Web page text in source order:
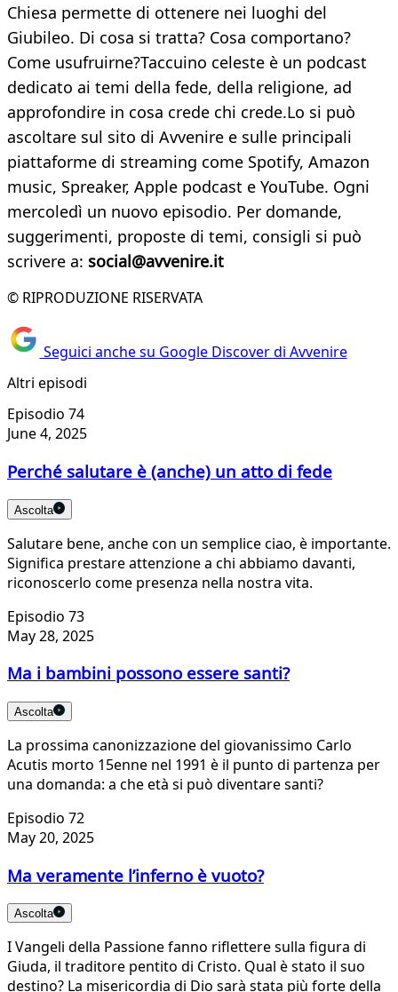
Chiesa permette di ottenere nei luoghi del
Giubileo. Di cosa si tratta? Cosa comportano?
Come usufruirne?Taccuino celeste è un podcast
dedicato ai temi della fede, della religione, ad
approfondire in cosa crede chi crede.Lo si può
ascoltare sul sito di Avvenire e sulle principali
piattaforme di streaming come Spotify, Amazon
music, Spreaker, Apple podcast e YouTube. Ogni
mercoledì un nuovo episodio. Per domande,
suggerimenti, proposte di temi, consigli si può
scrivere a: social@avvenire.it
© RIPRODUZIONE RISERVATA
Seguici anche su Google Discover di Avvenire
Altri episodi
Episodio 74
June 4, 2025
Perché salutare è (anche) un atto di fede
Ascolta
Salutare bene, anche con un semplice ciao, è importante.
Significa prestare attenzione a chi abbiamo davanti,
riconoscerlo come presenza nella nostra vita.
Episodio 73
May 28, 2025
Ma i bambini possono essere santi?
Ascolta
La prossima canonizzazione del giovanissimo Carlo
Acutis morto 15enne nel 1991 è il punto di partenza per
una domanda: a che età si può diventare santi?
Episodio 72
May 20, 2025
Ma veramente l’inferno è vuoto?
Ascolta
I Vangeli della Passione fanno riflettere sulla figura di
Giuda, il traditore pentito di Cristo. Qual è stato il suo
destino? La misericordia di Dio sarà stata più forte della